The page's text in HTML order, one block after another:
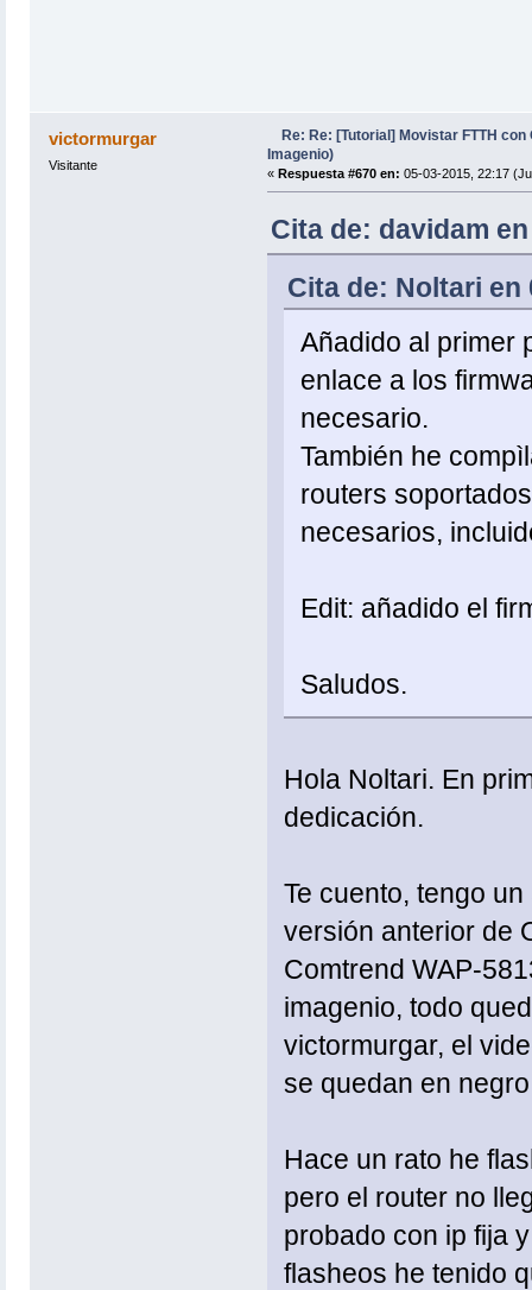
victormurgar
Visitante
Re: Re: [Tutorial] Movistar FTTH con
Imagenio)
« Respuesta #670 en: 05-03-2015, 22:17
Cita de: davidam
Cita de: Noltari en
Añadido al primer
enlace a los
necesario.
También he
routers
necesarios,
Edit: añadido el
Saludos.
Hola Noltari. En
dedicación.
Te cuento, tengo
versión anterior de
Comtrend WAP-
imagenio, todo
victormurgar, el
se quedan en
Hace un rato he
pero el router no
probado con ip fija
flasheos he tenido